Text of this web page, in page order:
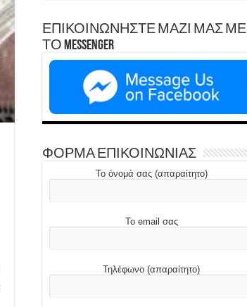
ΕΠΙΚΟΙΝΩΝΗΣΤΕ ΜΑΖΙ ΜΑΣ ΜΕ
ΤΟ Messenger
ΦΟΡΜΑ ΕΠΙΚΟΙΝΩΝΙΑΣ
Το όνομά σας (απαραίτητο)
Το email σας
Τηλέφωνο (απαραίτητο)